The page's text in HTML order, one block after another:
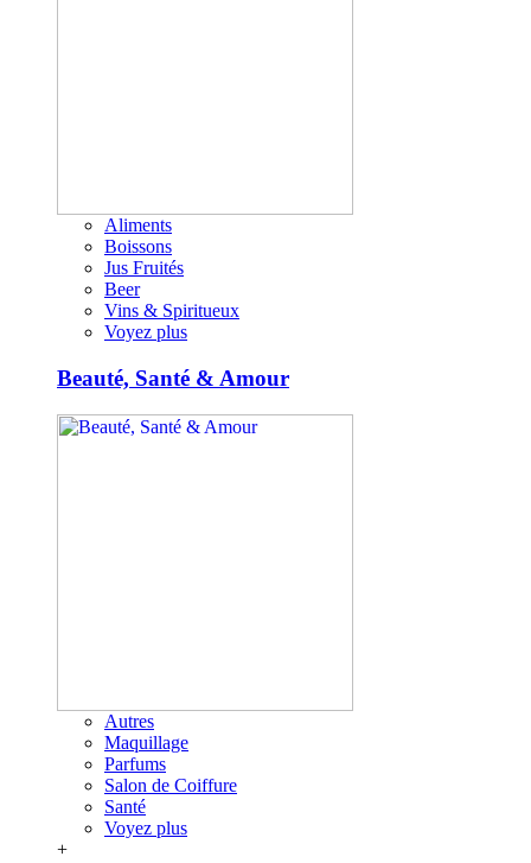
Aliments
Boissons
Jus Fruités
Beer
Vins & Spiritueux
Voyez plus
Beauté, Santé & Amour
Autres
Maquillage
Parfums
Salon de Coiffure
Santé
Voyez plus
+